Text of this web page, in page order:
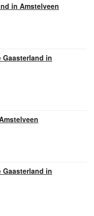
in Amstelveen
Gaasterland in
Gaasterland in